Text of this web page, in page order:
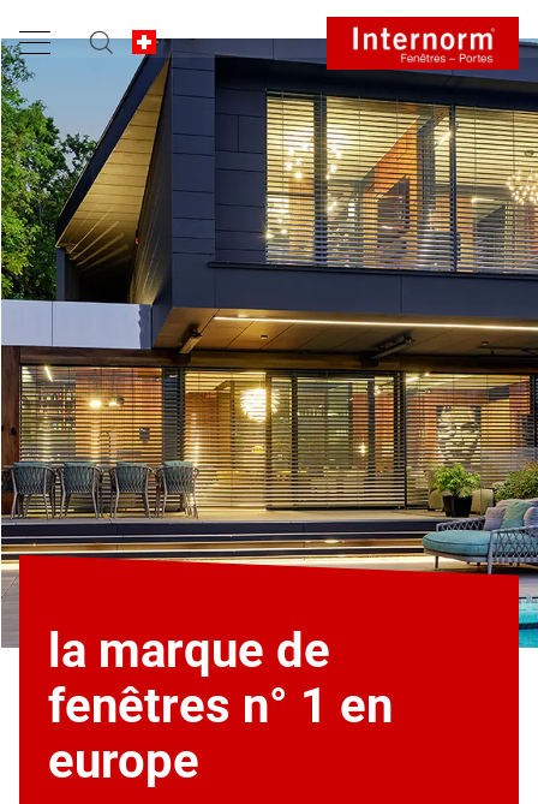
la marque de
fenêtres n° 1 en
europe